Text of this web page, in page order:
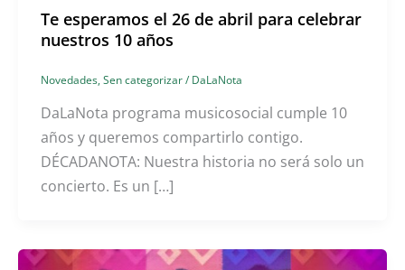
Te esperamos el 26 de abril para celebrar
nuestros 10 años
Novedades, Sen categorizar/ DaLaNota
DaLaNota programa musicosocial cumple 10
años y queremos compartirlo contigo.
DÉCADANOTA: Nuestra historia no será solo un
concierto. Es un […]